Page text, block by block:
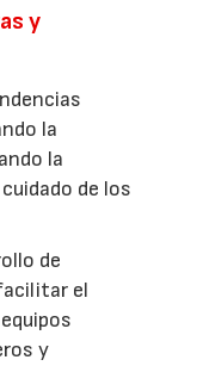
y
la
la
de los
de
el
y